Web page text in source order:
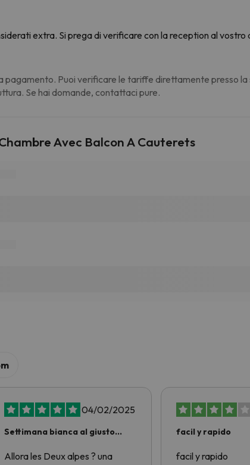
extra. Si prega di verificare con la reception al
pagamento. Puoi verificare le tariffe direttamente presso
Se hai domande, contattaci pure.
Avec Balcon A Cauterets
04/02/2025
Settimana bianca al giusto
Allora les Deux alpes ? una
facil y rapido
facil y rapido